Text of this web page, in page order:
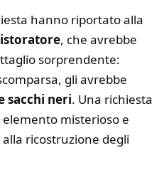
hanno riportato alla
, che avrebbe
sorprendente:
gli avrebbe
sacchi neri. Una richiesta
misterioso e
ricostruzione degli